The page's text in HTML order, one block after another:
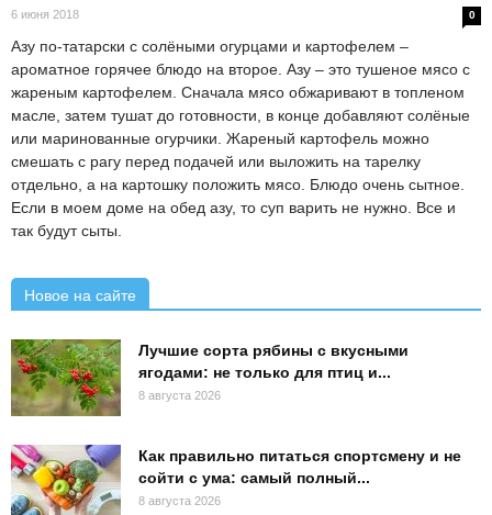
6 июня 2018 0
Азу по-татарски с солёными огурцами и картофелем –
ароматное горячее блюдо на второе. Азу – это тушеное мясо с
жареным картофелем. Сначала мясо обжаривают в топленом
масле, затем тушат до готовности, в конце добавляют солёные
или маринованные огурчики. Жареный картофель можно
смешать с рагу перед подачей или выложить на тарелку
отдельно, а на картошку положить мясо. Блюдо очень сытное.
Если в моем доме на обед азу, то суп варить не нужно. Все и
так будут сыты.
Новое на сайте
Лучшие сорта рябины с вкусными
ягодами: не только для птиц и...
8 августа 2026
Как правильно питаться спортсмену и не
сойти с ума: самый полный...
8 августа 2026